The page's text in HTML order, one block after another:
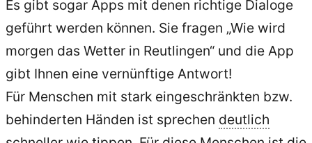
Es gibt sogar Apps mit denen richtige Dialoge
geführt werden können. Sie fragen „Wie wird
morgen das Wetter in Reutlingen“ und die App
gibt Ihnen eine vernünftige Antwort!
Für Menschen mit stark eingeschränkten bzw.
behinderten Händen ist sprechen deutlich